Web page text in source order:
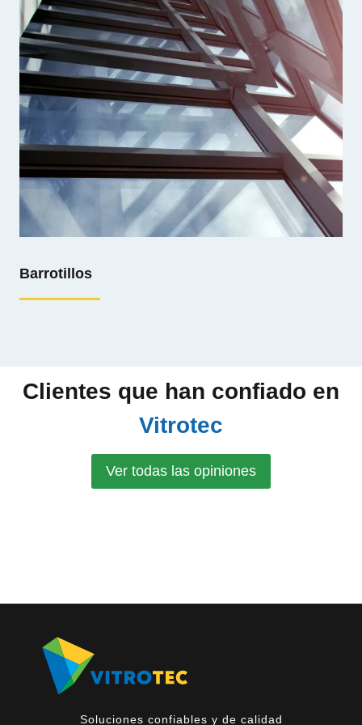
04 Barrotillos
Clientes que han confiado en
Vitrotec
Ver todas las opiniones
Soluciones confiables y de calidad